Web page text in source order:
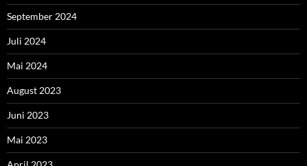
September 2024
Juli 2024
Mai 2024
August 2023
Juni 2023
Mai 2023